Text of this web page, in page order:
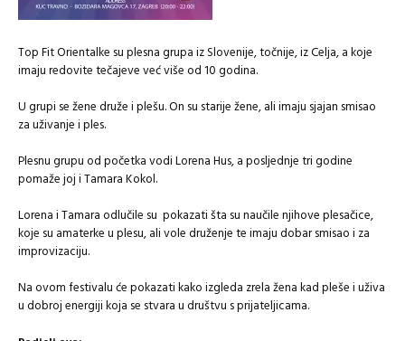
Top Fit Orientalke su plesna grupa iz Slovenije, točnije, iz Celja, a koje
imaju redovite tečajeve već više od 10 godina.
U grupi se žene druže i plešu. On su starije žene, ali imaju sjajan smisao
za uživanje i ples.
Plesnu grupu od početka vodi Lorena Hus, a posljednje tri godine
pomaže joj i Tamara Kokol.
Lorena i Tamara odlučile su pokazati šta su naučile njihove plesačice,
koje su amaterke u plesu, ali vole druženje te imaju dobar smisao i za
improvizaciju.
Na ovom festivalu će pokazati kako izgleda zrela žena kad pleše i uživa
u dobroj energiji koja se stvara u društvu s prijateljicama.